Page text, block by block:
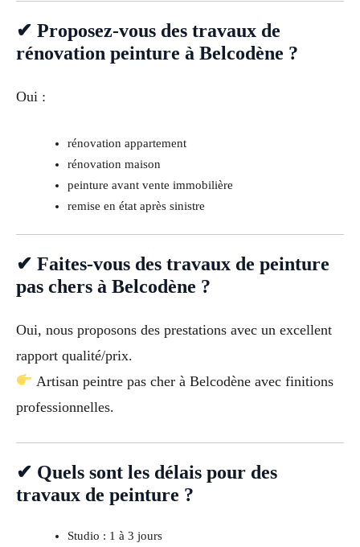
✔ Proposez-vous des travaux de
rénovation peinture à Belcodène ?
Oui :
rénovation appartement
rénovation maison
peinture avant vente immobilière
remise en état après sinistre
✔ Faites-vous des travaux de peinture
pas chers à Belcodène ?
Oui, nous proposons des prestations avec un excellent
rapport qualité/prix.
Artisan peintre pas cher à Belcodène avec finitions
professionnelles.
✔ Quels sont les délais pour des
travaux de peinture ?
Studio : 1 à 3 jours